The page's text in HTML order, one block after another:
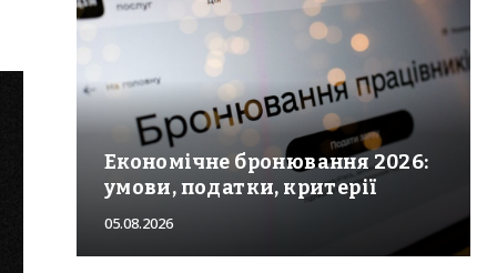
Економічне бронювання 2026:
умови, податки, критерії
05.08.2026